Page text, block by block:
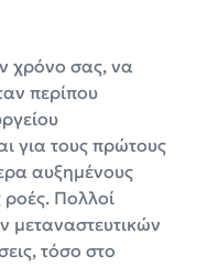
χρόνο σας, να
περίπου
για τους πρώτους
αυξημένους
ροές. Πολλοί
μεταναστευτικών
τόσο στο